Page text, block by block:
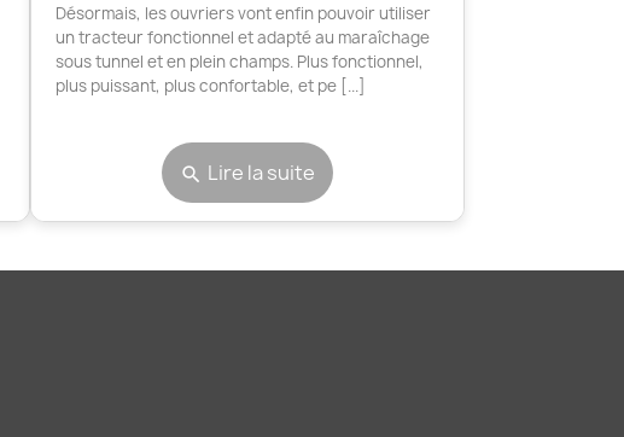
Désormais, les ouvriers vont enfin pouvoir utiliser
un tracteur fonctionnel et adapté au maraîchage
sous tunnel et en plein champs. Plus fonctionnel,
plus puissant, plus confortable, et pe [...]
search Lire la suite